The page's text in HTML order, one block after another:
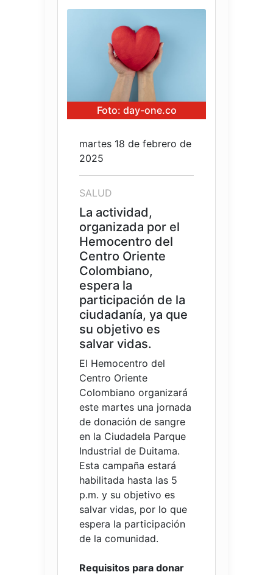
Foto: day-one.co
martes 18 de febrero de
2025
SALUD
La actividad,
organizada por el
Hemocentro del
Centro Oriente
Colombiano,
espera la
participación de la
ciudadanía, ya que
su objetivo es
salvar vidas.
El Hemocentro del
Centro Oriente
Colombiano organizará
este martes una jornada
de donación de sangre
en la Ciudadela Parque
Industrial de Duitama.
Esta campaña estará
habilitada hasta las 5
p.m. y su objetivo es
salvar vidas, por lo que
espera la participación
de la comunidad.
Requisitos para donar